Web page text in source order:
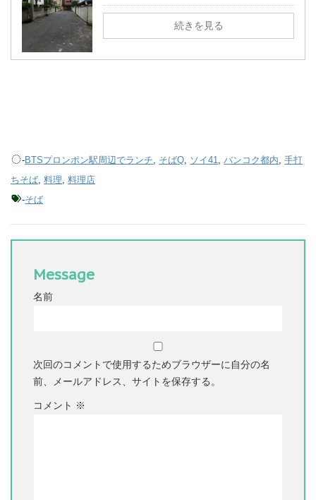
続きを見る
-BTSプロンポン駅周辺でランチ そばQ ソイ41 ,バンコク都内 ,手打
ちそば 料理 料理店
-そば
Message
名前
次回のコメントで使用するためブラウザーに自分の名
前、メールアドレス、サイトを保存する。
コメント ※